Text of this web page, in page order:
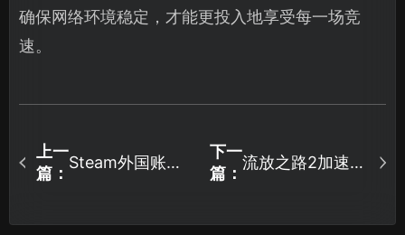
确保网络环境稳定，才能更投入地享受每一场竞
速。
上一
篇：
Steam外国账号
优惠！
下一
篇：
流放之路2加速器